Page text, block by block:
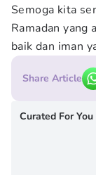
Semoga kita
Ramadan yang
baik dan iman
Share Article
Curated For You